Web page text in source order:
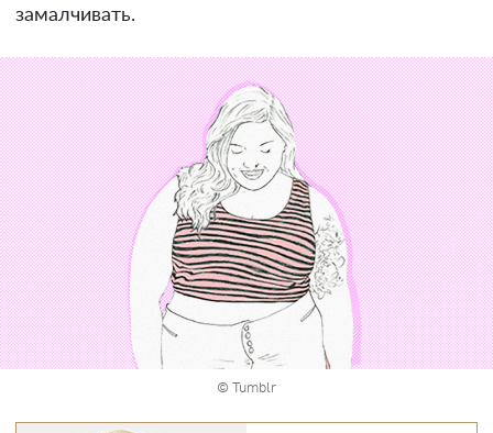
замалчивать.
© Tumblr